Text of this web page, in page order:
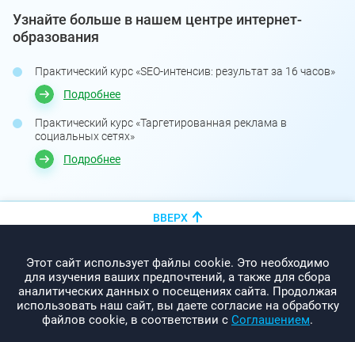
Узнайте больше в нашем центре интернет-
образования
Практический курс «SEO-интенсив: результат за 16 часов»
Подробнее
Практический курс «Таргетированная реклама в
социальных сетях»
Подробнее
Этот сайт использует файлы cookie. Это необходимо
для изучения ваших предпочтений, а также для сбора
аналитических данных о посещениях сайта. Продолжая
использовать наш сайт, вы даете согласие на обработку
файлов cookie, в соответствии с Соглашением.
ВВЕРХ
info@promo-webcom.by